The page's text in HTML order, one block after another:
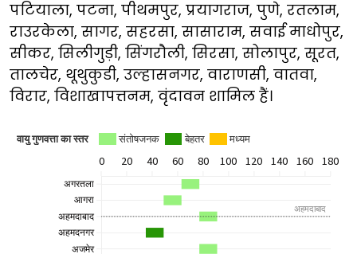
पटियाला, पटना, पीथमपुर, प्रयागराज, पुणे, रतलाम,
राउरकेला, सागर, सहरसा, सासाराम, सवाई माधोपुर,
सीकर, सिलीगुड़ी, सिंगरौली, सिरसा, सोलापुर, सूरत,
तालचेर, थूथुकुडी, उल्हासनगर, वाराणसी, वातवा,
विरार, विशाखापत्तनम, वृंदावन शामिल हैं।